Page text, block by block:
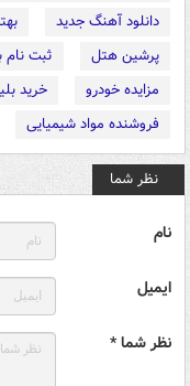
دانلود آهنگ جدید
پرشین هتل
ثبت نام
مزایده خودرو
خرید
فروشنده مواد شیمیایی
نظر شما
نام
ایمیل
نظر شما *